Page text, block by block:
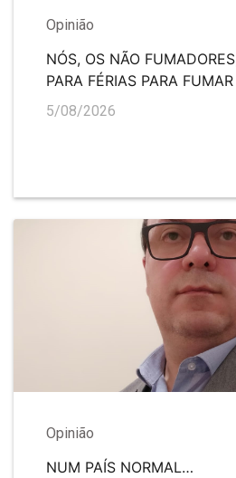
Opinião
NÓS, OS NÃO
PARA FÉRIAS PARA FUMAR
5/08/2026
Opinião
NUM PAÍS NORMAL…